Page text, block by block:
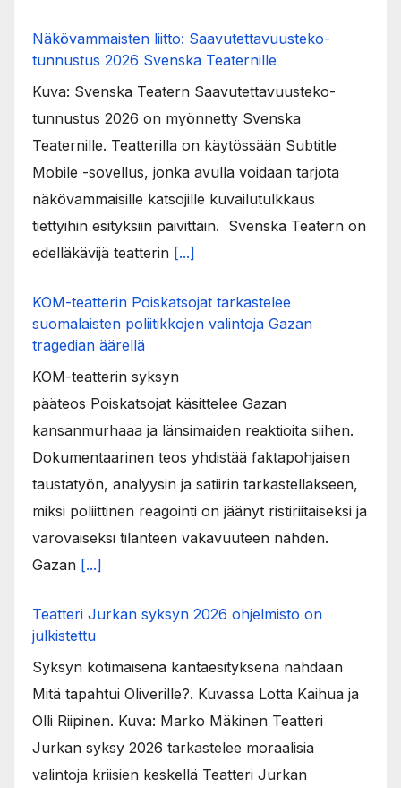
Näkövammaisten liitto: Saavutettavuusteko-
tunnustus 2026 Svenska Teaternille
Kuva: Svenska Teatern Saavutettavuusteko-
tunnustus 2026 on myönnetty Svenska
Teaternille. Teatterilla on käytössään Subtitle
Mobile -sovellus, jonka avulla voidaan tarjota
näkövammaisille katsojille kuvailutulkkaus
tiettyihin esityksiin päivittäin. Svenska Teatern on
edelläkävijä teatterin [...]
KOM-teatterin Poiskatsojat tarkastelee
suomalaisten poliitikkojen valintoja Gazan
tragedian äärellä
KOM-teatterin syksyn
pääteos Poiskatsojat käsittelee Gazan
kansanmurhaaa ja länsimaiden reaktioita siihen.
Dokumentaarinen teos yhdistää faktapohjaisen
taustatyön, analyysin ja satiirin tarkastellakseen,
miksi poliittinen reagointi on jäänyt ristiriitaiseksi ja
varovaiseksi tilanteen vakavuuteen nähden.
Gazan [...]
Teatteri Jurkan syksyn 2026 ohjelmisto on
julkistettu
Syksyn kotimaisena kantaesityksenä nähdään
Mitä tapahtui Oliverille?. Kuvassa Lotta Kaihua ja
Olli Riipinen. Kuva: Marko Mäkinen Teatteri
Jurkan syksy 2026 tarkastelee moraalisia
valintoja kriisien keskellä Teatteri Jurkan